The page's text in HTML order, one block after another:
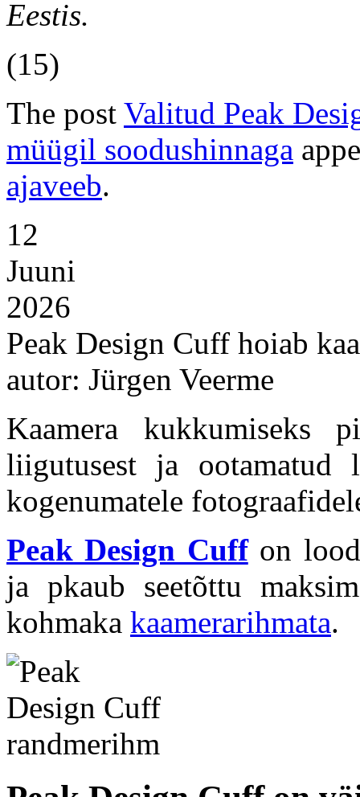
Eestis.
(15)
The post Valitud Peak
müügil soodushinnaga
ajaveeb.
12
Juuni
2026
Peak Design Cuff hoiab
autor: Jürgen Veerme
Kaamera kukkumiseks
liigutusest ja ootamatud
kogenumatele
Peak Design Cuffon
ja pkaub seetõttu
kohmaka kaamerarihmata.